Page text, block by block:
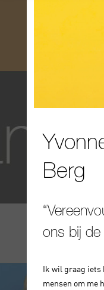
Berg
ons bij de
Ik wil graag iets
mensen om me